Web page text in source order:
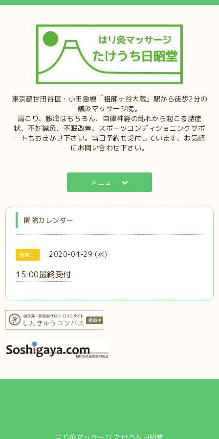
東京都世田谷区・小田急線「祖師ヶ谷大蔵」駅から徒歩2分の
鍼灸マッサージ院。
肩こり、腰痛はもちろん、自律神経の乱れから起こる諸症
状、不妊鍼灸、不眠改善、スポーツコンディショニングサポ
ートもおまかせ下さい。当日予約も受付しています、お気軽
にお問い合わせ下さい。
メニュー
開院カレンダー
祝祭日 2020-04-29 (水)
15:00最終受付